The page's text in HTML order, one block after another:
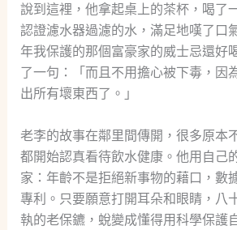
說到這裡，他拿起桌上的茶杯，喝了
認證濾水器過濾的水，滿足地嘆了口
年我保護的那個富豪家的威士忌還好
了一句：「而且不用擔心被下毒，因
出所有壞東西了。」
老李的故事在鄰里間傳開，很多原本
都開始認真看待飲水健康。他用自己
家：年齡不是拒絕新事物的藉口，數
專利。只要願意打開耳朵和眼睛，八
執的老保鑣，蛻變成懂得用科學保護